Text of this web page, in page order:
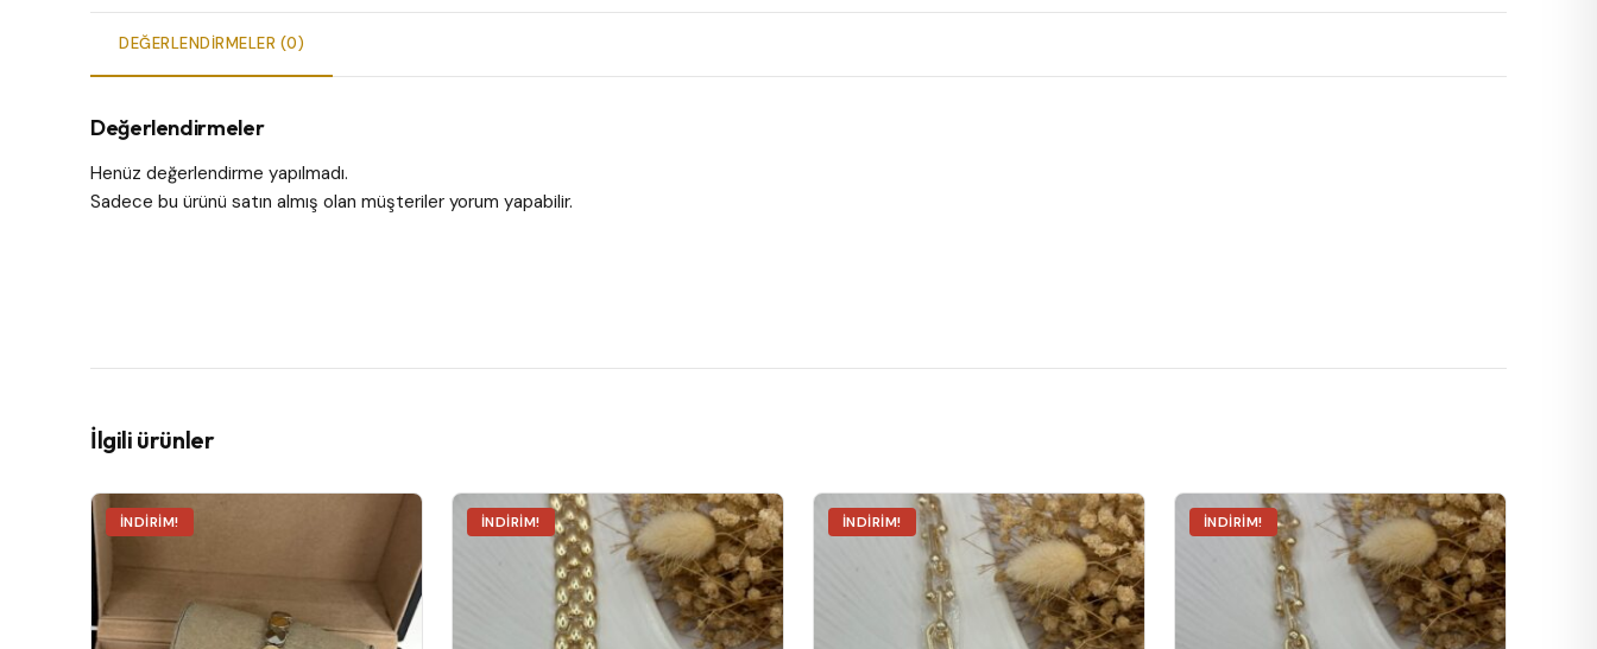
DEĞERLENDIRMELER (0)
Değerlendirmeler
Henüz değerlendirme yapılmadı.
Sadece bu ürünü satın almış olan müşteriler yorum yapabilir.
İlgili ürünler
İNDIRIM! İNDIRIM! İNDIRIM! İNDIRIM!